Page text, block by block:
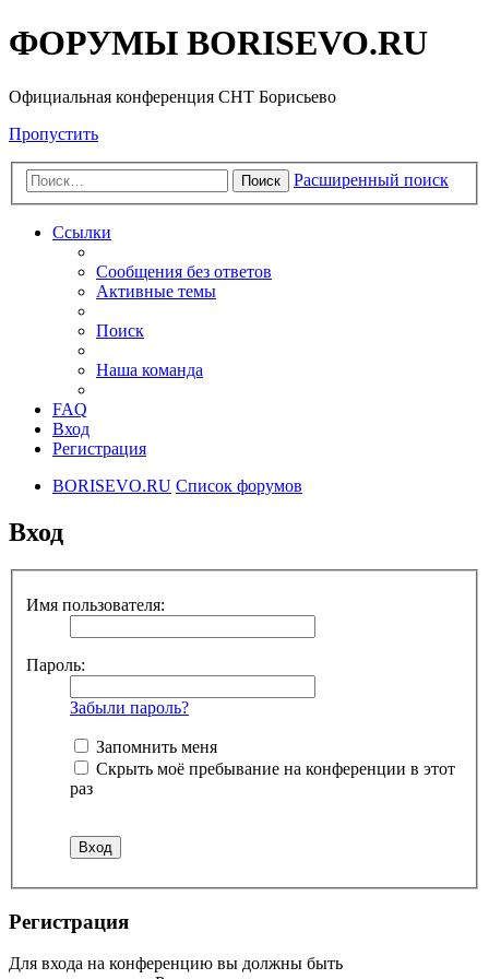
ФОРУМЫ BORISEVO.RU
Официальная конференция СНТ Борисьево
Пропустить
Поиск Расширенный поиск
Ссылки
Сообщения без ответов
Активные темы
Поиск
Наша команда
FAQ
Вход
Регистрация
BORISEVO.RU Список форумов
Вход
Имя пользователя:
Пароль:
Забыли пароль?
Запомнить меня
Скрыть моё пребывание на конференции в этот
раз
Регистрация
Для входа на конференцию вы должны быть